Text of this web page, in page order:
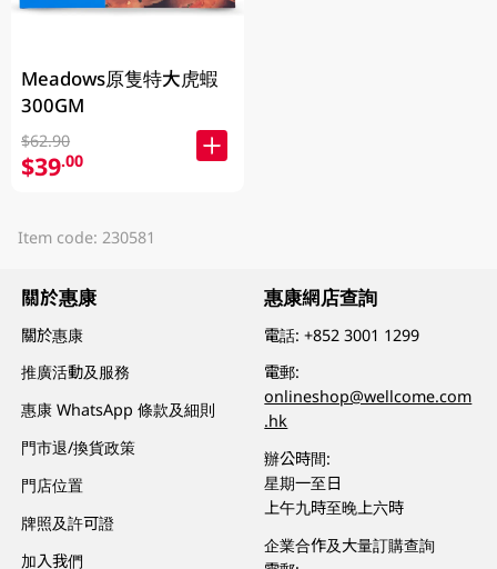
Meadows原隻特大虎蝦
300GM
$62.90
$39.00
Item code: 230581
關於惠康
關於惠康
推廣活動及服務
惠康 WhatsApp 條款及細則
門市退/換貨政策
門店位置
牌照及許可證
加入我們
惠康網店查詢
電話:+852 3001 1299
電郵:
onlineshop@wellcome.com
.hk
辦公時間:
星期一至日
上午九時至晚上六時
企業合作及大量訂購查詢